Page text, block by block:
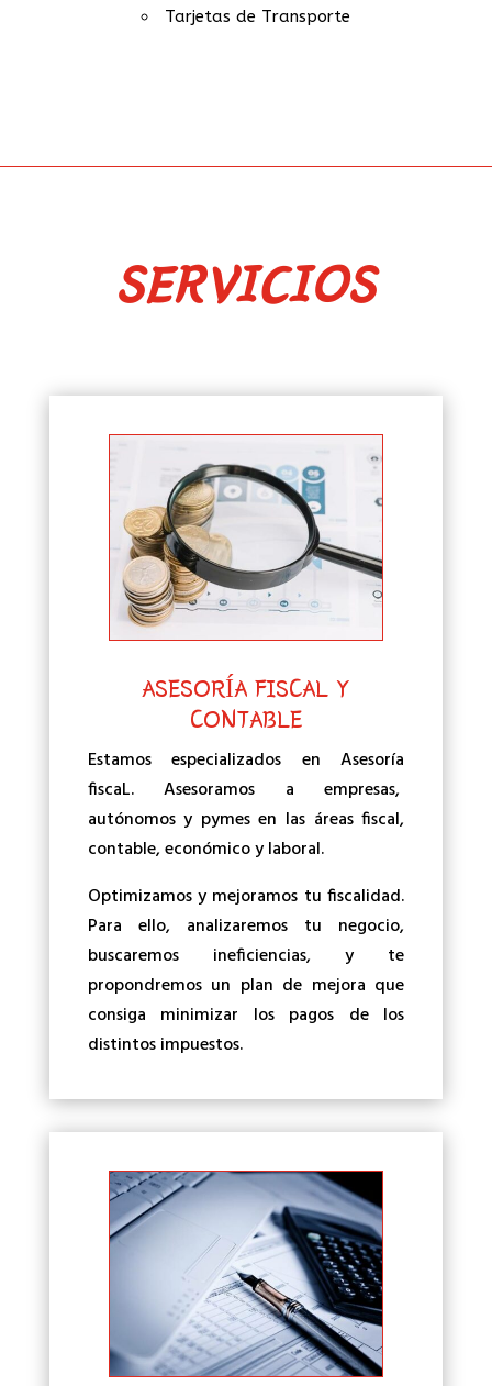
Tarjetas de Transporte
SERVICIOS
ASESORÍA FISCAL Y
CONTABLE
Estamos especializados en Asesoría
fiscaL. Asesoramos a empresas,
autónomos y pymes en las áreas fiscal,
contable, económico y laboral.
Optimizamos y mejoramos tu fiscalidad.
Para ello, analizaremos tu negocio,
buscaremos ineficiencias, y te
propondremos un plan de mejora que
consiga minimizar los pagos de los
distintos impuestos.